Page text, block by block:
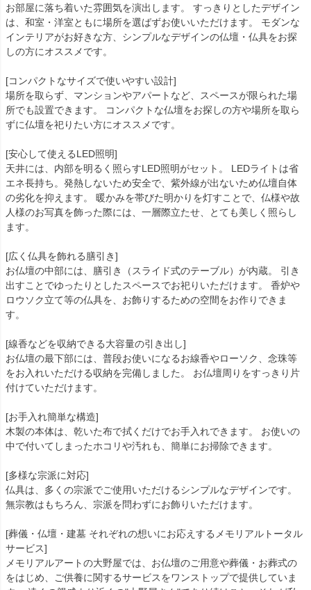
お部屋に落ち着いた雰囲気を演出します。 すっきりとしたデザイン
は、和室・洋室ともに場所を選ばずお使いいただけます。 モダンな
インテリアがお好きな方、シンプルなデザインの仏壇・仏具をお探
しの方にオススメです。
[コンパクトなサイズで使いやすい設計]
場所を取らず、マンションやアパートなど、スペースが限られた場
所でも設置できます。 コンパクトな仏壇をお探しの方や場所を取ら
ずに仏壇を祀りたい方にオススメです。
[安心して使えるLED照明]
天井には、内部を明るく照らすLED照明がセット。 LEDライトは省
エネ長持ち。発熱しないため安全で、紫外線が出ないため仏壇自体
の劣化を抑えます。 暖かみを帯びた明かりを灯すことで、仏様や故
人様のお写真を飾った際には、一層際立たせ、とても美しく照らし
ます。
[広く仏具を飾れる膳引き]
お仏壇の中部には、膳引き（スライド式のテーブル）が内蔵。 引き
出すことでゆったりとしたスペースでお祀りいただけます。 香炉や
ロウソク立て等の仏具を、お飾りするための空間をお作りできま
す。
[線香などを収納できる大容量の引き出し]
お仏壇の最下部には、普段お使いになるお線香やローソク、念珠等
をお入れいただける収納を完備しました。 お仏壇周りをすっきり片
付けていただけます。
[お手入れ簡単な構造]
木製の本体は、乾いた布で拭くだけでお手入れできます。 お使いの
中で付いてしまったホコリや汚れも、簡単にお掃除できます。
[多様な宗派に対応]
仏具は、多くの宗派でご使用いただけるシンプルなデザインです。
無宗教はもちろん、宗派を問わずにお飾りいただけます。
[葬儀・仏壇・建墓 それぞれの想いにお応えするメモリアルトータル
サービス]
メモリアルアートの大野屋では、お仏壇のご用意や葬儀・お葬式の
をはじめ、ご供養に関するサービスをワンストップで提供していま